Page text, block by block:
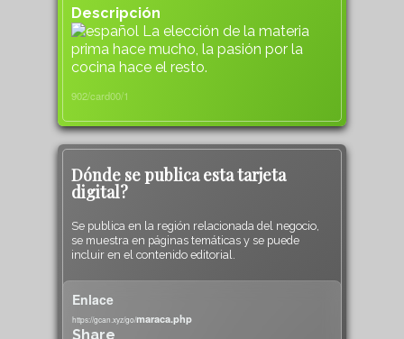
Descripción
La elección de la materia
prima hace mucho, la pasión por la
cocina hace el resto.
902/card00/1
Dónde se publica esta tarjeta
digital?
Se publica en la región relacionada del negocio,
se muestra en páginas temáticas y se puede
incluir en el contenido editorial.
Enlace
https://gcan.xyz/go/maraca.php
Share